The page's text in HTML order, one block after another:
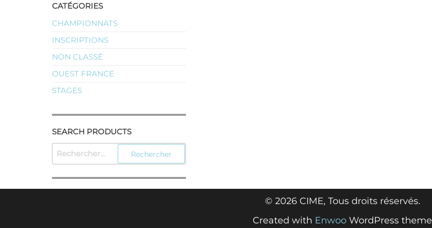
CATÉGORIES
CHAMPIONNATS
INSCRIPTIONS
NON CLASSÉ
OUEST FRANCE
STAGES
SEARCH PRODUCTS
RECHERCHER :
© 2026 CIME, Tous droits réservés.
Created with Enwoo WordPress theme